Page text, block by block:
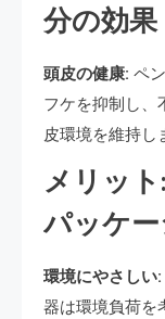
分の効果
頭皮の健康: ペ
フケを抑制し、
皮環境を維持し
メリッ
パッケ
環境にやさしい:
器は環境負荷を